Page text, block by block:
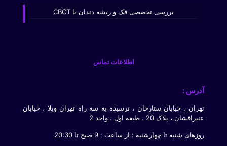
بررسی تخصصی فک و ریشه دندان با CBCT
اطلاعات تماس
آدرس :
تهران ، خیابان ستارخان ، نرسیده به سه راه تهران ویلا ، خیابان
عنبرافشان ، پلاک 20 ، طبقه اول ، واحد 2
روزهای شنبه تا چهارشنبه : از ساعت : 9 صبح تا 20:30